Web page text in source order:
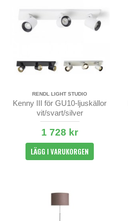
RENDL LIGHT STUDIO
Kenny III för GU10-ljuskällor
vit/svart/silver
1 728 kr
LÄGG I VARUKORGEN